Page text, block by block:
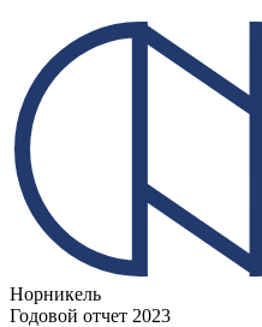
Норникель
Годовой отчет 2023